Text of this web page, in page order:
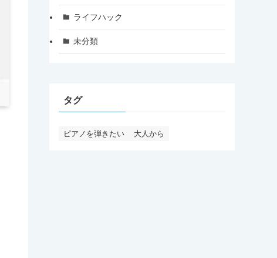
ライフハック
未分類
タグ
ピアノを弾きたい 大人から